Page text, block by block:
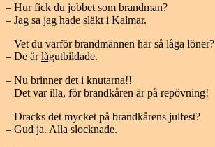
– Hur fick du jobbet som brandman?
– Jag sa jag hade släkt i Kalmar.
– Vet du varför brandmännen har så låga löner?
– De ärlågutbildade.
– Nu brinner det i knutarna!!
– Det var illa, för brandkåren är på repövning!
– Dracks det mycket på brandkårens julfest?
– Gud ja. Alla slocknade.